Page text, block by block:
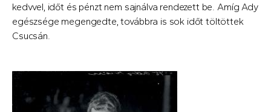
kedvvel, időt és pénzt nem sajnálva rendezett be. Amíg Ady
egészsége megengedte, továbbra is sok időt töltöttek
Csucsán.